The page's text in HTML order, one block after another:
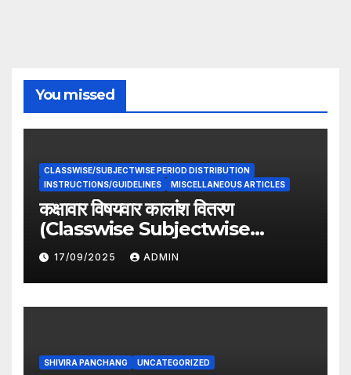
You missed
CLASSWISE/SUBJECTWISE PERIOD DISTRIBUTION
INSTRUCTIONS/GUIDELINES
MISCELLANEOUS ARTICLES
कक्षावार विषयवार कालांश वितरण
(Classwise Subjectwise
period distribution)
17/09/2025 ADMIN
SHIVIRA PANCHANG UNCATEGORIZED